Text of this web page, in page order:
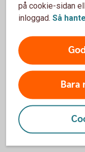
Borttappat
Spärra
på cookie-sidan
inloggad. Så
Bara